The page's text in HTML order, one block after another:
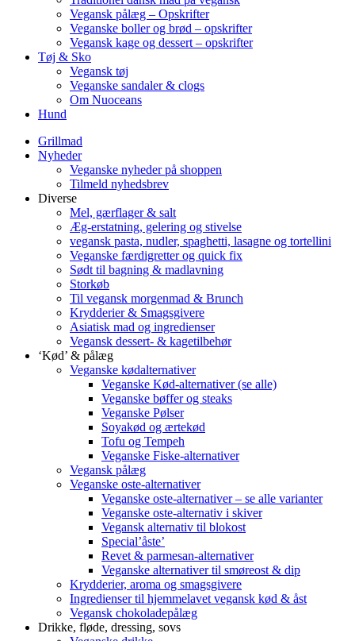
Vegansk pålæg – Opskrifter
Veganske boller og brød – opskrifter
Vegansk kage og dessert – opskrifter
Tøj & Sko
Vegansk tøj
Veganske sandaler & clogs
Om Nuoceans
Hund
Grillmad
Nyheder
Veganske nyheder på shoppen
Tilmeld nyhedsbrev
Diverse
Mel, gærflager & salt
Æg-erstatning, gelering og stivelse
vegansk pasta, nudler, spaghetti, lasagne og tortellini
Veganske færdigretter og quick fix
Sødt til bagning & madlavning
Storkøb
Til vegansk morgenmad & Brunch
Krydderier & Smagsgivere
Asiatisk mad og ingredienser
Vegansk dessert- & kagetilbehør
‘Kød’ & pålæg
Veganske kødalternativer
Veganske Kød-alternativer (se alle)
Veganske bøffer og steaks
Veganske Pølser
Soyakød og ærtekød
Tofu og Tempeh
Veganske Fiske-alternativer
Vegansk pålæg
Veganske oste-alternativer
Veganske oste-alternativer – se alle varianter
Veganske oste-alternativ i skiver
Vegansk alternativ til blokost
Special’åste’
Revet & parmesan-alternativer
Veganske alternativer til smøreost & dip
Krydderier, aroma og smagsgivere
Ingredienser til hjemmelavet vegansk kød & åst
Vegansk chokoladepålæg
Drikke, fløde, dressing, sovs